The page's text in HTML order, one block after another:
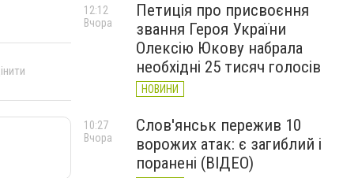
Петиція про присвоєння
звання Героя України
Олексію Юкову набрала
необхідні 25 тисяч голосів
НОВИНИ
12:12
Вчора
Слов'янськ пережив 10
ворожих атак: є загиблий і
поранені (ВІДЕО)
10:27
Вчора